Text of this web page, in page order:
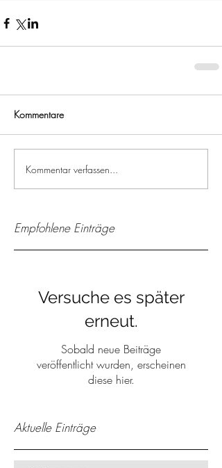
Kommentare
Kommentar verfassen...
Empfohlene Einträge
Versuche es später
erneut.
Sobald neue Beiträge
veröffentlicht wurden, erscheinen
diese hier.
Aktuelle Einträge